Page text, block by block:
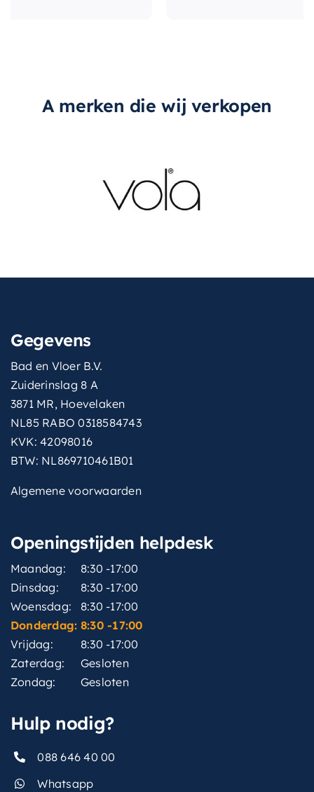
A merken die wij verkopen
Gegevens
Bad en Vloer B.V.
Zuiderinslag 8 A
3871 MR, Hoevelaken
NL85 RABO 0318584743
KVK: 42098016
BTW: NL869710461B01
Algemene voorwaarden
Openingstijden helpdesk
Maandag:
8:30 -17:00
Dinsdag:
8:30 -17:00
Woensdag:
8:30 -17:00
Donderdag: 8:30 -17:00
Vrijdag:
8:30 -17:00
Zaterdag:
Gesloten
Zondag:
Gesloten
Hulp nodig?
088 646 40 00
Whatsapp